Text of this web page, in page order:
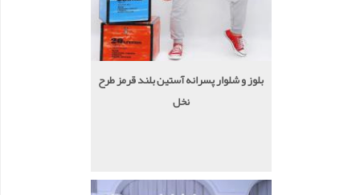
بلوز و شلوار پسرانه آستین بلند قرمز طرح
نخل